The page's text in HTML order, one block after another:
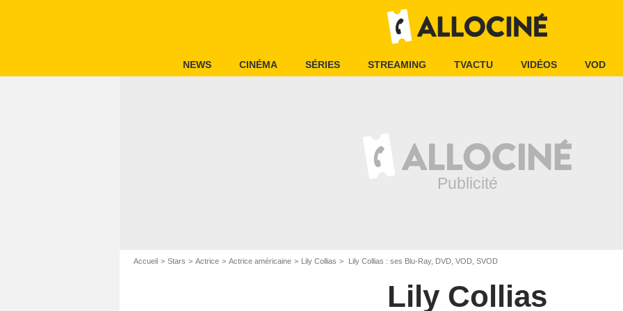
NEWS CINÉMA SÉRIES STREAMING TVACTU VIDÉOS VOD
Accueil Stars Actrice Actrice américaine Lily Collias Lily Collias : ses Blu-Ray, DVD, VOD, SVOD
Lily Collias